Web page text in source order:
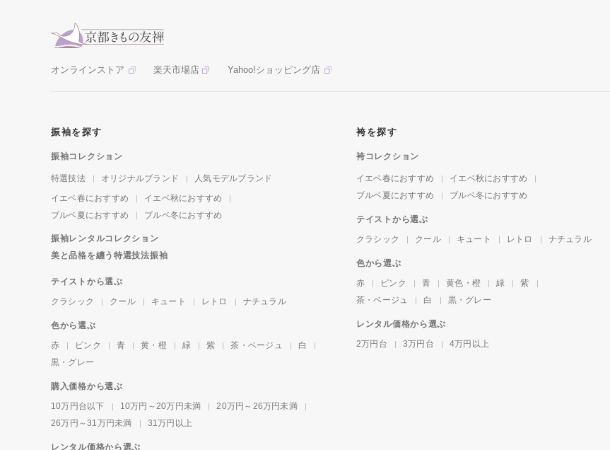
オンラインストア 楽天市場店 Yahoo!ショッピング店
振袖を探す
振袖コレクション
特選技法 オリジナルブランド
人気モデルブランド
イエベ春におすすめ
イエベ秋におすすめ
ブルベ夏におすすめ
ブルベ冬におすすめ
振袖レンタルコレクション
美と品格を纏う特選技法振袖
テイストから選ぶ
クラシック
クール キュート レトロ ナチュラル
色から選ぶ
赤
ピンク 青 黄・橙 緑 紫 茶・ベージュ
白
黒・グレー
購入価格から選ぶ
10万円台以下
10万円～20万円未満
20万円～26万円未満
26万円～31万円未満
31万円以上
レンタル価格から選ぶ
袴を探す
袴コレクション
イエベ春におすすめ
イエベ秋におすすめ
ブルベ夏におすすめ
ブルベ冬におすすめ
テイストから選ぶ
クラシック
クール キュート レトロ ナチュラル
色から選ぶ
赤
ピンク 青 黄色・橙 緑
紫
茶・ベージュ
白 黒・グレー
レンタル価格から選ぶ
2万円台
3万円台 4万円以上